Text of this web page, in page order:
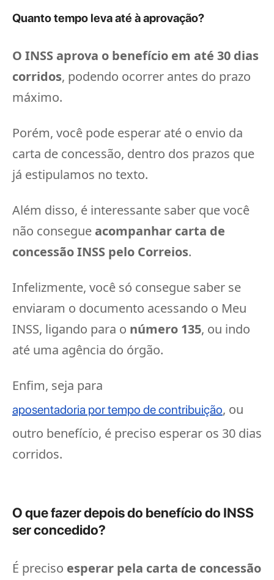
Quanto tempo leva até à aprovação?
O INSS aprova o benefício em até 30 dias
corridos, podendo ocorrer antes do prazo
máximo.
Porém, você pode esperar até o envio da
carta de concessão, dentro dos prazos que
já estipulamos no texto.
Além disso, é interessante saber que você
não consegue acompanhar carta de
concessão INSS pelo Correios.
Infelizmente, você só consegue saber se
enviaram o documento acessando o Meu
INSS, ligando para o número 135, ou indo
até uma agência do órgão.
Enfim, seja para
aposentadoria por tempo de contribuição, ou
outro benefício, é preciso esperar os 30 dias
corridos.
O que fazer depois do benefício do INSS
ser concedido?
É preciso esperar pela carta de concessão